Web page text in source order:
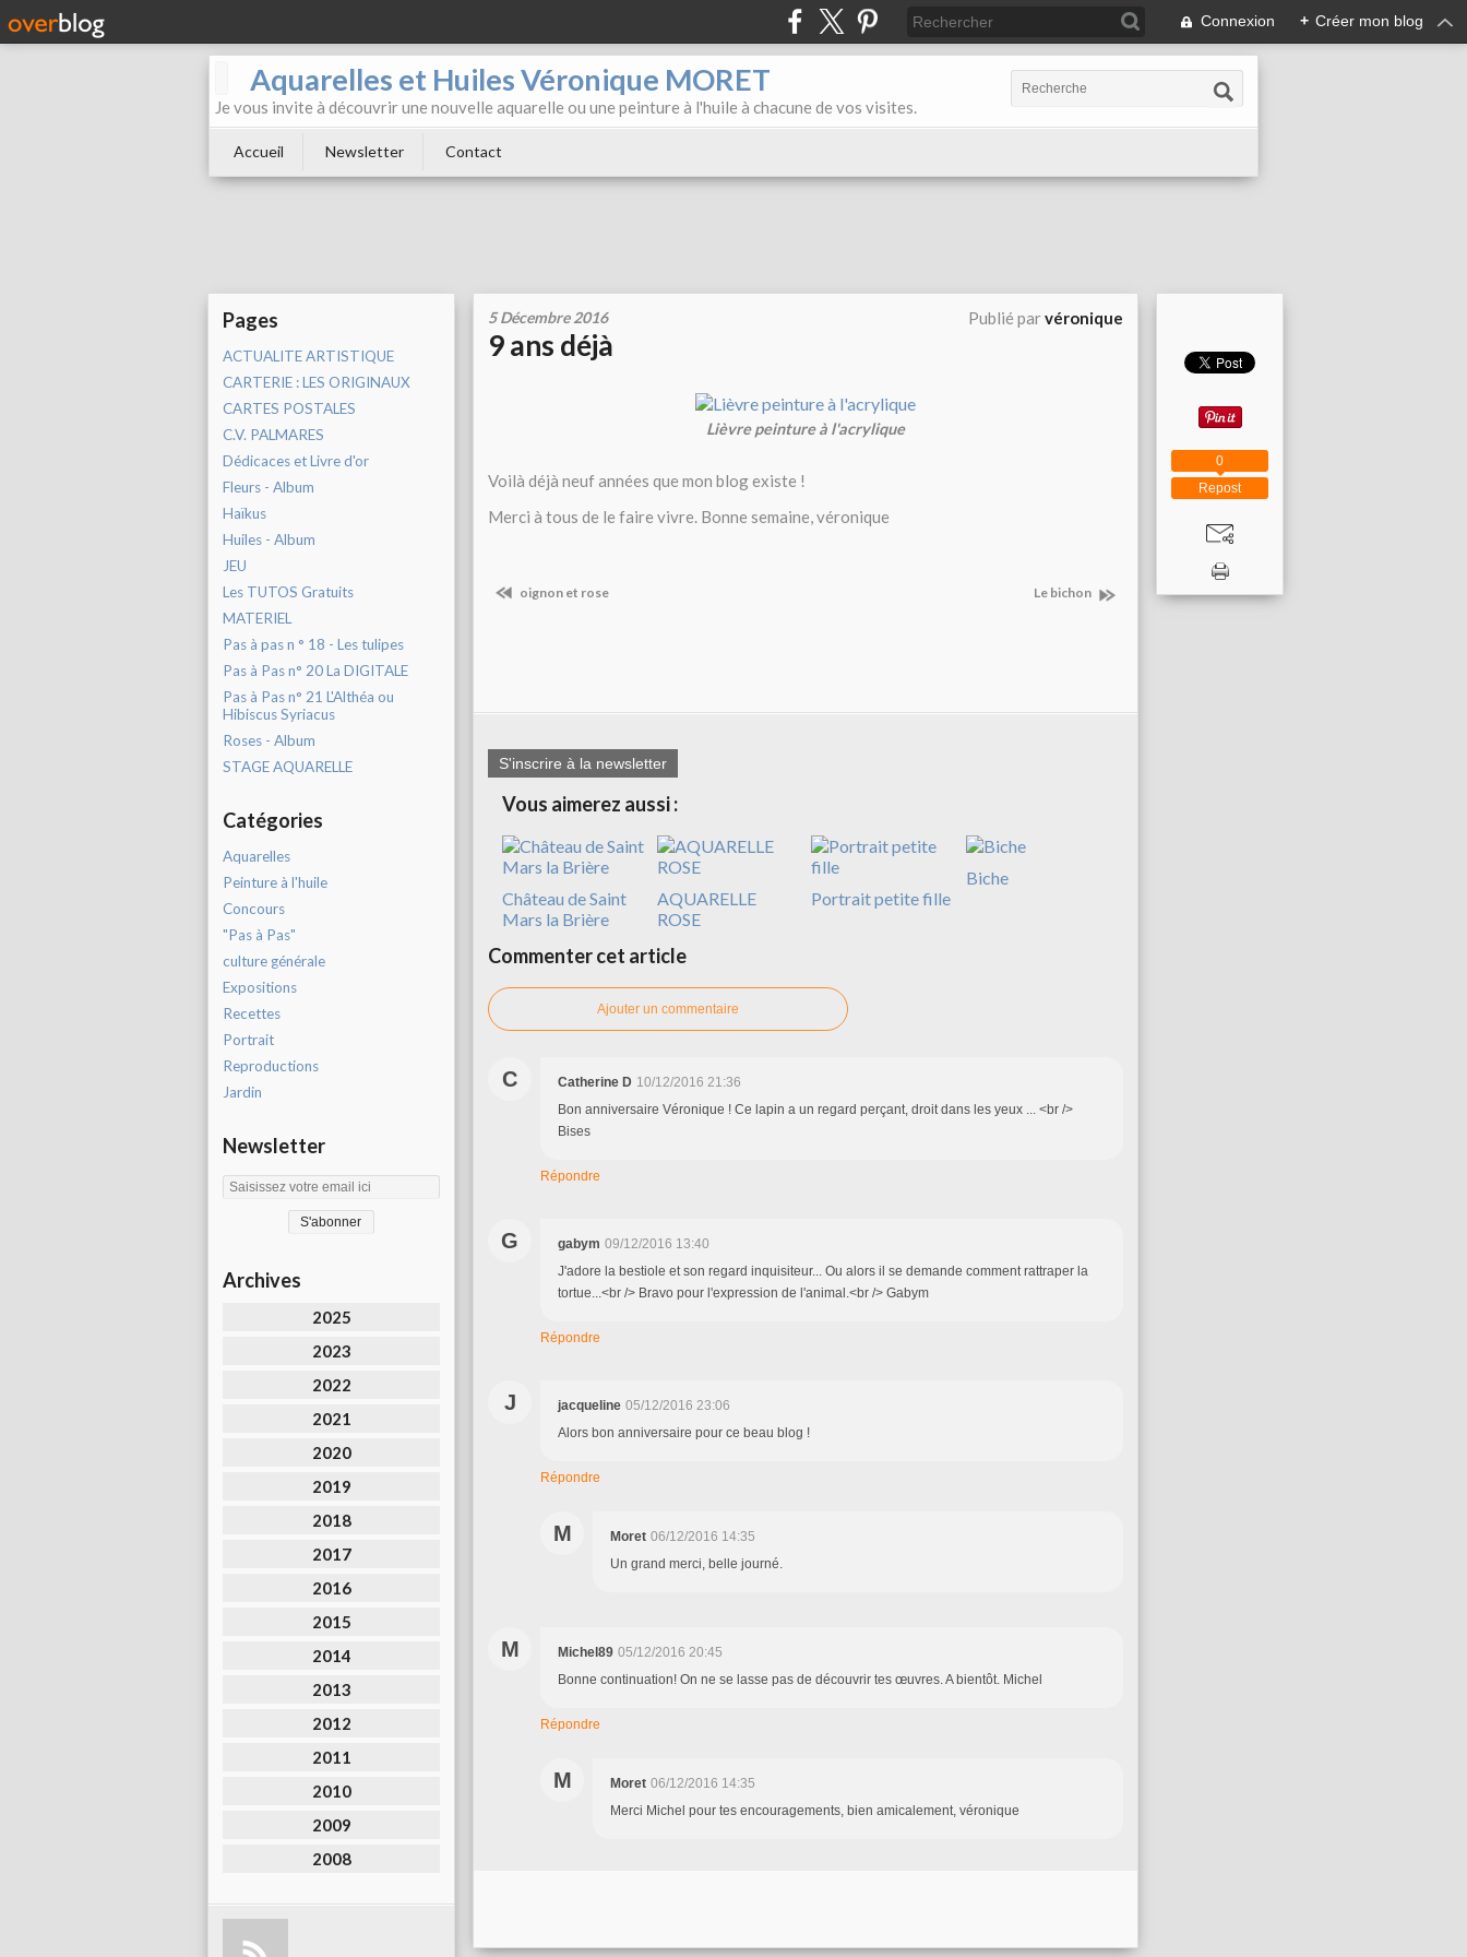
Connexion + Créer mon blog
Aquarelles et Huiles Véronique MORET
Je vous invite à découvrir une nouvelle aquarelle ou une peinture à l'huile à chacune de vos visites.
Accueil Newsletter Contact
Pages
ACTUALITE ARTISTIQUE
CARTERIE : LES ORIGINAUX
CARTES POSTALES
C.V. PALMARES
Dédicaces et Livre d'or
Fleurs - Album
Haïkus
Huiles - Album
JEU
Les TUTOS Gratuits
MATERIEL
Pas à pas n ° 18 - Les tulipes
Pas à Pas n° 20 La DIGITALE
Pas à Pas n° 21 L'Althéa ou
Hibiscus Syriacus
Roses - Album
STAGE AQUARELLE
Catégories
Aquarelles
Peinture à l'huile
Concours
"Pas à Pas"
culture générale
Expositions
Recettes
Portrait
Reproductions
Jardin
Newsletter
Archives
2025
2023
2022
2021
2020
2019
2018
2017
2016
2015
2014
2013
2012
2011
2010
2009
2008
5 Décembre 2016 Publié parvéronique
9 ans déjà
Lièvre peinture à l'acrylique
Voilà déjà neuf années que mon blog existe !
Merci à tous de le faire vivre. Bonne semaine, véronique
oignon et rose Le bichon
S'inscrire à la newsletter
Vous aimerez aussi :
Château de Saint
Mars la Brière
AQUARELLE
ROSE
Portrait petite fille
Biche
Commenter cet article
Ajouter un commentaire
C Catherine D 10/12/2016 21:36
Bon anniversaire Véronique ! Ce lapin a un regard perçant, droit dans les yeux ... <br />
Bises
Répondre
G gabym 09/12/2016 13:40
J'adore la bestiole et son regard inquisiteur... Ou alors il se demande comment rattraper la
tortue...<br /> Bravo pour l'expression de l'animal.<br /> Gabym
Répondre
J jacqueline 05/12/2016 23:06
Alors bon anniversaire pour ce beau blog !
Répondre
M Moret 06/12/2016 14:35
Un grand merci, belle journé.
M Michel89 05/12/2016 20:45
Bonne continuation! On ne se lasse pas de découvrir tes œuvres. A bientôt. Michel
Répondre
M Moret 06/12/2016 14:35
Merci Michel pour tes encouragements, bien amicalement, véronique
Repost
0